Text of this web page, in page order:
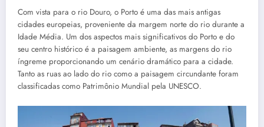
Com vista para o rio Douro, o Porto é uma das mais antigas
cidades europeias, proveniente da margem norte do rio durante a
Idade Média. Um dos aspectos mais significativos do Porto e do
seu centro histórico é a paisagem ambiente, as margens do rio
íngreme proporcionando um cenário dramático para a cidade.
Tanto as ruas ao lado do rio como a paisagem circundante foram
classificadas como Patrimônio Mundial pela UNESCO.